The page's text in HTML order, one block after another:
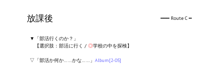
放課後 ━━━ Route C ━
▼「部活行くのか？」
【選択肢：部活に行く / ◎学校の中を探検】
▽「部活か何か……かな……」 Album[2-05]